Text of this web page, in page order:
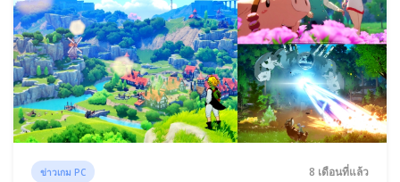
ข่าวเกม PC 8 เดือนที่แล้ว